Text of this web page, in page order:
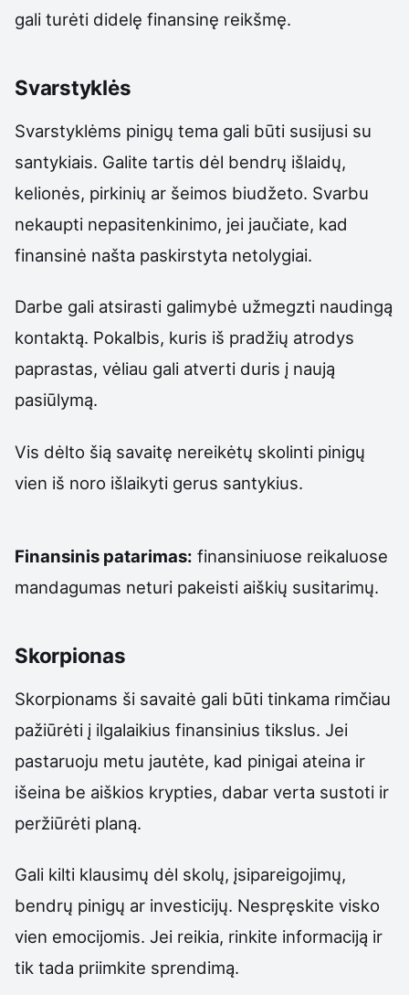
gali turėti didelę finansinę reikšmę.
Svarstyklės
Svarstyklėms pinigų tema gali būti susijusi su
santykiais. Galite tartis dėl bendrų išlaidų,
kelionės, pirkinių ar šeimos biudžeto. Svarbu
nekaupti nepasitenkinimo, jei jaučiate, kad
finansinė našta paskirstyta netolygiai.
Darbe gali atsirasti galimybė užmegzti naudingą
kontaktą. Pokalbis, kuris iš pradžių atrodys
paprastas, vėliau gali atverti duris į naują
pasiūlymą.
Vis dėlto šią savaitę nereikėtų skolinti pinigų
vien iš noro išlaikyti gerus santykius.
Finansinis patarimas: finansiniuose reikaluose
mandagumas neturi pakeisti aiškių susitarimų.
Skorpionas
Skorpionams ši savaitė gali būti tinkama rimčiau
pažiūrėti į ilgalaikius finansinius tikslus. Jei
pastaruoju metu jautėte, kad pinigai ateina ir
išeina be aiškios krypties, dabar verta sustoti ir
peržiūrėti planą.
Gali kilti klausimų dėl skolų, įsipareigojimų,
bendrų pinigų ar investicijų. Nespręskite visko
vien emocijomis. Jei reikia, rinkite informaciją ir
tik tada priimkite sprendimą.